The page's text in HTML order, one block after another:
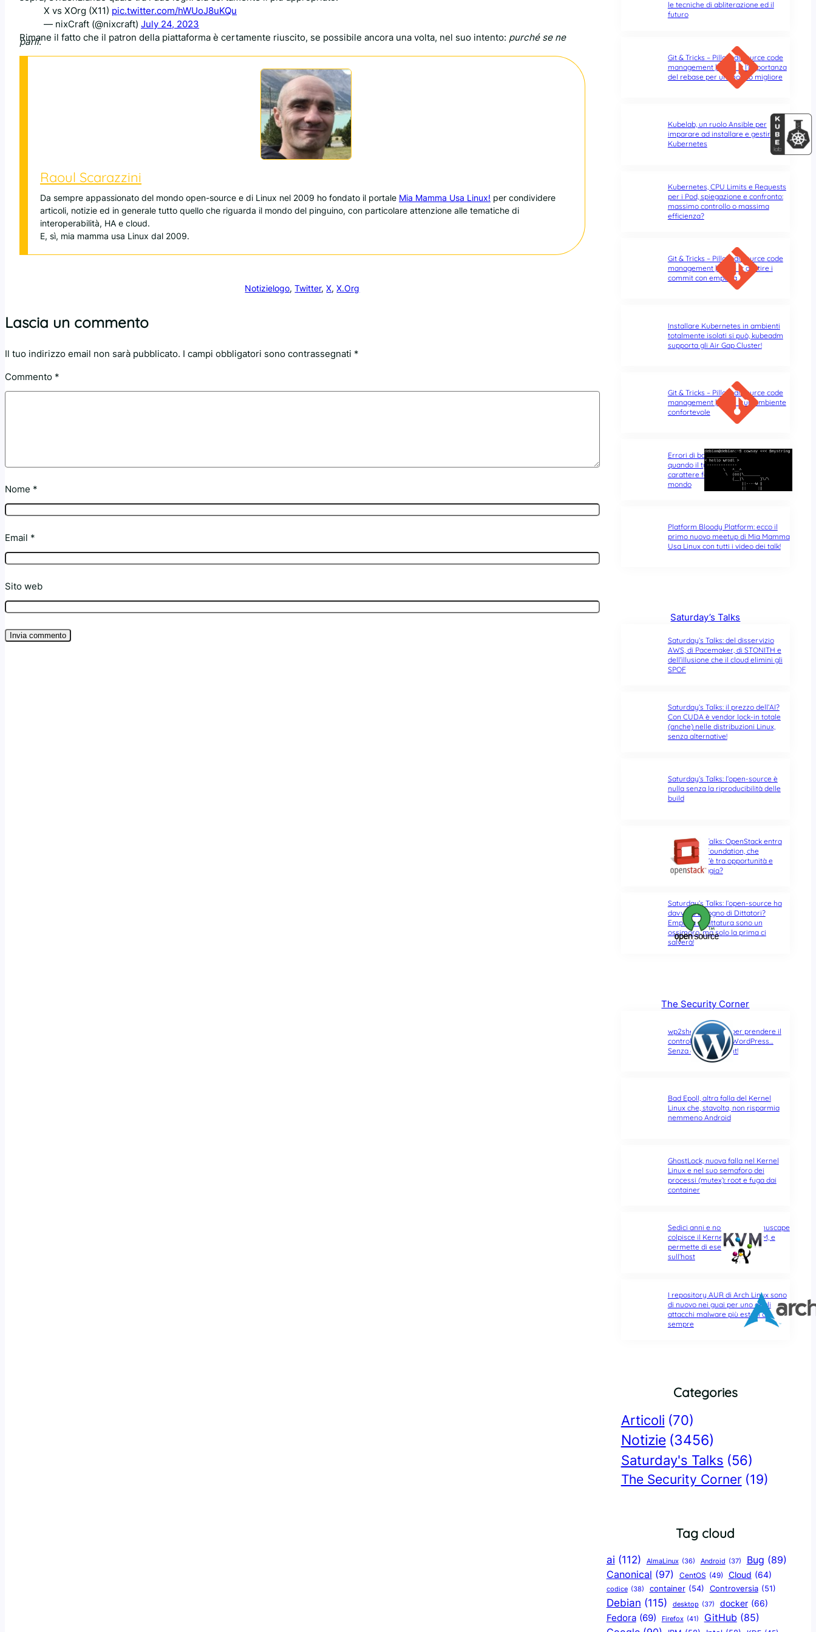
X vs XOrg (X11) pic.twitter.com/hWUoJ8uKQu
— nixCraft (@nixcraft) July 24, 2023
Rimane il fatto che il patron della piattaforma è certamente riuscito, se possibile ancora una volta, nel suo intento: purché se ne
parli.
Raoul Scarazzini
Da sempre appassionato del mondo open-source e di Linux nel 2009 ho fondato il portale Mia Mamma Usa Linux! per condividere
articoli, notizie ed in generale tutto quello che riguarda il mondo del pinguino, con particolare attenzione alle tematiche di
interoperabilità, HA e cloud.
E, sì, mia mamma usa Linux dal 2009.
Notizielogo, Twitter, X, X.Org
Lascia un commento
Il tuo indirizzo email non sarà pubblicato. I campi obbligatori sono contrassegnati *
Commento *
Nome *
Email *
Sito web
le tecniche di abliterazione ed il
futuro
Git & Tricks – Pillole di source code
management | Parte 3: l’importanza
del rebase per un mondo migliore
Kubelab, un ruolo Ansible per
imparare ad installare e gestire
Kubernetes
Kubernetes, CPU Limits e Requests
per i Pod, spiegazione e confronto:
massimo controllo o massima
efficienza?
Git & Tricks – Pillole di source code
management | Parte 2: gestire i
commit con empatia
Installare Kubernetes in ambienti
totalmente isolati si può, kubeadm
supporta gli Air Gap Cluster!
Git & Tricks – Pillole di source code
management | Parte 1: un ambiente
confortevole
Errori di battitura nel terminale:
quando il typo di un singolo
carattere fa tutta la differenza del
mondo
Platform Bloody Platform: ecco il
primo nuovo meetup di Mia Mamma
Usa Linux con tutti i video dei talk!
Saturday’s Talks
Saturday’s Talks: del disservizio
AWS, di Pacemaker, di STONITH e
dell’illusione che il cloud elimini gli
SPOF
Saturday’s Talks: il prezzo dell’AI?
Con CUDA è vendor lock-in totale
(anche) nelle distribuzioni Linux,
senza alternative!
Saturday’s Talks: l’open-source è
nulla senza la riproducibilità delle
build
Saturday’s Talks: OpenStack entra
nella Linux Foundation, che
differenza c’è tra opportunità e
ultima spiaggia?
Saturday’s Talks: l’open-source ha
davvero bisogno di Dittatori?
Empatia e Dittatura sono un
ossimoro, ma solo la prima ci
salverà!
The Security Corner
wp2shell: due CVE per prendere il
controllo di un sito WordPress…
Senza alcun account!
Bad Epoll, altra falla del Kernel
Linux che, stavolta, non risparmia
nemmeno Android
GhostLock, nuova falla nel Kernel
Linux e nel suo semaforo dei
processi (mutex): root e fuga dai
container
Sedici anni e non sentirli: Januscape
colpisce il Kernel Linux e KVM, e
permette di eseguire codice
sull’host
I repository AUR di Arch Linux sono
di nuovo nei guai per uno degli
attacchi malware più estesi di
sempre
Categories
Articoli (70)
Notizie (3456)
Saturday's Talks (56)
The Security Corner (19)
Tag cloud
ai (112) AlmaLinux (36) Android (37) Bug (89)
Canonical (97) CentOS (49) Cloud (64)
codice (38) container (54) Controversia (51)
Debian (115) desktop (37) docker (66)
Fedora (69) Firefox (41) GitHub (85)